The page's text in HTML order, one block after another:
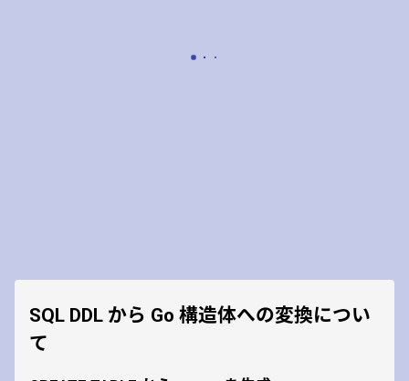
SQL DDL から Go 構造体への変換につい
て